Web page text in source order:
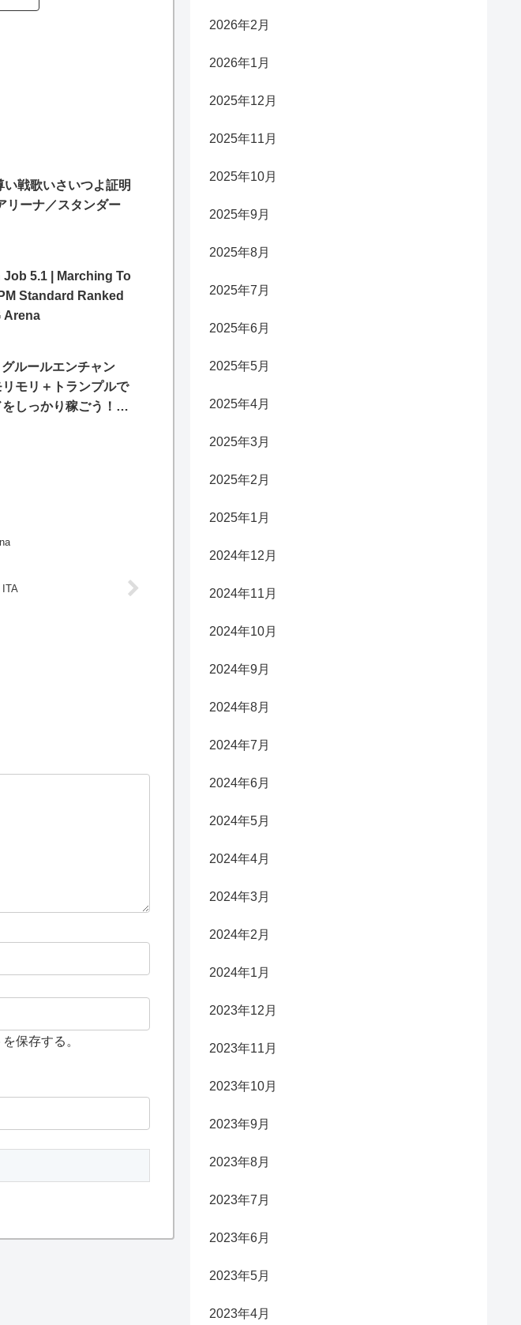
い戦歌いさいつよ証明
リーナ／スタンダー
Job 5.1 | Marching To
Standard Ranked
Arena
グルールエンチャン
リモリ＋トランプルで
しっかり稼ごう！
ITA
保存する。
2026年2月
2026年1月
2025年12月
2025年11月
2025年10月
2025年9月
2025年8月
2025年7月
2025年6月
2025年5月
2025年4月
2025年3月
2025年2月
2025年1月
2024年12月
2024年11月
2024年10月
2024年9月
2024年8月
2024年7月
2024年6月
2024年5月
2024年4月
2024年3月
2024年2月
2024年1月
2023年12月
2023年11月
2023年10月
2023年9月
2023年8月
2023年7月
2023年6月
2023年5月
2023年4月